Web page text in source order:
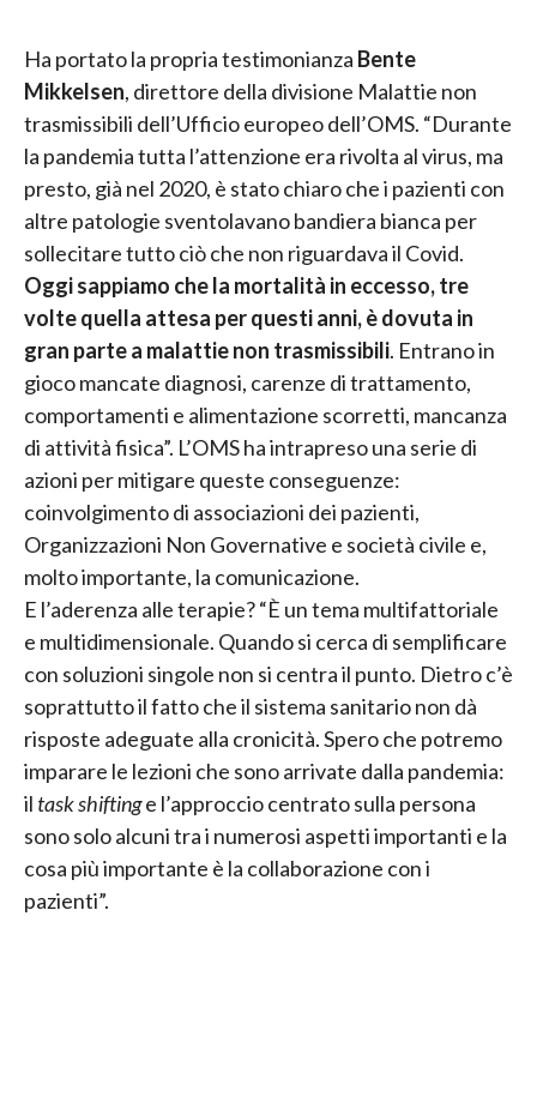
Ha portato la propria testimonianza Bente
Mikkelsen, direttore della divisione Malattie non
trasmissibili dell’Ufficio europeo dell’OMS. “Durante
la pandemia tutta l’attenzione era rivolta al virus, ma
presto, già nel 2020, è stato chiaro che i pazienti con
altre patologie sventolavano bandiera bianca per
sollecitare tutto ciò che non riguardava il Covid.
Oggi sappiamo che la mortalità in eccesso, tre
volte quella attesa per questi anni, è dovuta in
gran parte a malattie non trasmissibili. Entrano in
gioco mancate diagnosi, carenze di trattamento,
comportamenti e alimentazione scorretti, mancanza
di attività fisica”. L’OMS ha intrapreso una serie di
azioni per mitigare queste conseguenze:
coinvolgimento di associazioni dei pazienti,
Organizzazioni Non Governative e società civile e,
molto importante, la comunicazione.
E l’aderenza alle terapie? “È un tema multifattoriale
e multidimensionale. Quando si cerca di semplificare
con soluzioni singole non si centra il punto. Dietro c’è
soprattutto il fatto che il sistema sanitario non dà
risposte adeguate alla cronicità. Spero che potremo
imparare le lezioni che sono arrivate dalla pandemia:
il task shiftinge l’approccio centrato sulla persona
sono solo alcuni tra i numerosi aspetti importanti e la
cosa più importante è la collaborazione con i
pazienti”.